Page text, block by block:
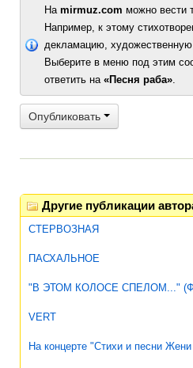
На mirmuz.com можно вести
Например, к этому
декламацию,
Выберите в меню под этим
ответить на «Песня раба»
Опубликовать
Другие публикации
СТЕРВОЗНАЯ
ПАСХАЛЬНОЕ
"В ЭТОМ КОЛОСЕ СПЕЛОМ..."
VERT
На концерте "Стихи и песни